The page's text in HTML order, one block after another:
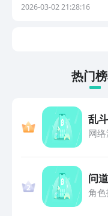
入了逃生解谜这样的
2026-03-02 21:28:16
热门
乱
网
问道
角